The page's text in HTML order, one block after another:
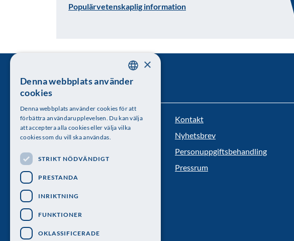
Populärvetenskaplig information
Kungl. Vetenskapsakademien
Besöksadress: Lilla Frescativägen 4A
Telefon: 08-673 95 00
Kontakt
Nyhetsbrev
Personuppgiftsbehandling
Pressrum
SWEDISH
×
Denna webbplats använder
cookies
Denna webbplats använder cookies för att
förbättra användarupplevelsen. Du kan välja
att acceptera alla cookies eller välja vilka
cookies som du vill ska användas.
STRIKT NÖDVÄNDIGT
PRESTANDA
INRIKTNING
FUNKTIONER
OKLASSIFICERADE